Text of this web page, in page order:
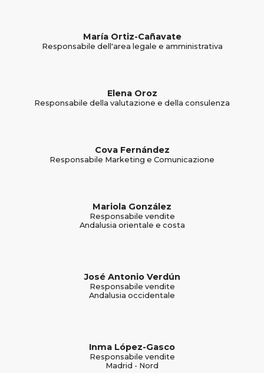
María Ortiz-Cañavate
Responsabile dell'area legale e amministrativa
Elena Oroz
Responsabile della valutazione e della consulenza
Cova Fernández
Responsabile Marketing e Comunicazione
Mariola González
Responsabile vendite
Andalusia orientale e costa
José Antonio Verdún
Responsabile vendite
Andalusia occidentale
Inma López-Gasco
Responsabile vendite
Madrid - Nord